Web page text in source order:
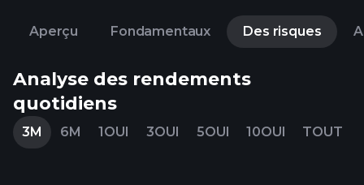
Aperçu Fondamentaux Des risques
Analyse des rendements
quotidiens
3M 6M 1OUI 3OUI 5OUI 10OUI TOUT